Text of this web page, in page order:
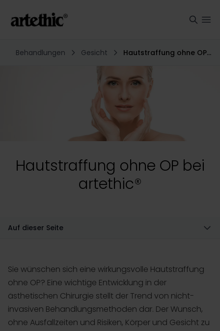
Behandlungen Gesicht Hautstraffung ohne OP bei artethic®
Hautstraffung ohne OP bei
artethic®
Auf dieser Seite
Sie wünschen sich eine wirkungsvolle Hautstraffung
ohne OP? Eine wichtige Entwicklung in der
ästhetischen Chirurgie stellt der Trend von nicht-
invasiven Behandlungsmethoden dar. Der Wunsch,
ohne Ausfallzeiten und Risiken, Körper und Gesicht zu